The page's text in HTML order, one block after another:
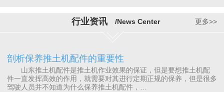
行业资讯 /News Center 更多>>
剖析保养推土机配件的重要性
山东推土机配件是推土机作业效果的保证，但是要想推土机配
件一直发挥高效的作用，就需要对其进行定期正规的保养，但是很多
驾驶人员并不知道为什么保养推土机配件，…